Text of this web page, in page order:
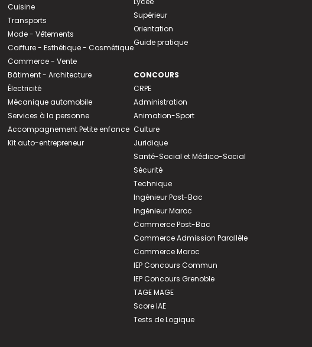
Cuisine
Transports
Mode - Vêtements
Coiffure - Esthétique - Cosmétique
Commerce - Vente
Bâtiment - Architecture
Électricité
Mécanique automobile
Services à la personne
Accompagnement Petite enfance
Kit auto-entrepreneur
Supérieur
Orientation
Guide pratique
CONCOURS
CRPE
Administration
Animation-Sport
Culture
Juridique
Santé-Social et Médico-Social
Sécurité
Technique
Ingénieur Post-Bac
Ingénieur Maroc
Commerce Post-Bac
Commerce Admission Parallèle
Commerce Maroc
IEP Concours Commun
IEP Concours Grenoble
TAGE MAGE
Score IAE
Tests de Logique